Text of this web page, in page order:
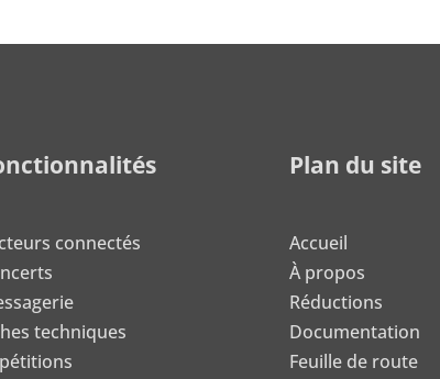
connectés
techniques
Plan du site
Accueil
À propos
Réductions
Documentation
Feuille de route